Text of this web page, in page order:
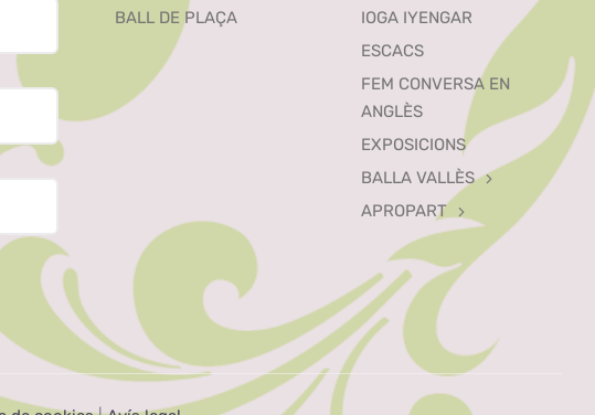
BALL DE PLAÇA
IOGA IYENGAR
ESCACS
FEM CONVERSA EN
ANGLÈS
EXPOSICIONS
BALLA VALLÈS
APROPART